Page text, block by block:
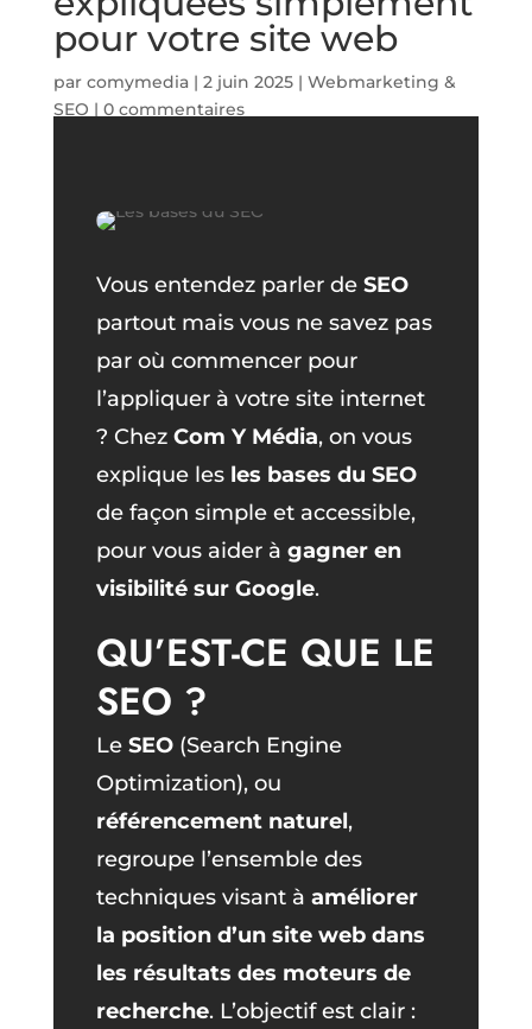
pour votre site web
par comymedia| 2 juin 2025| Webmarketing &
SEO | 0 commentaires
Vous entendez parler de SEO
partout mais vous ne savez pas
par où commencer pour
l’appliquer à votre site internet
? Chez Com Y Média, on vous
explique les les bases du SEO
de façon simple et accessible,
pour vous aider à gagner en
visibilité sur Google.
QU’EST-CE QUE LE
SEO ?
Le SEO(Search Engine
Optimization), ou
référencement naturel,
regroupe l’ensemble des
techniques visant à améliorer
la position d’un site web dans
les résultats des moteurs de
recherche. L’objectif est clair :